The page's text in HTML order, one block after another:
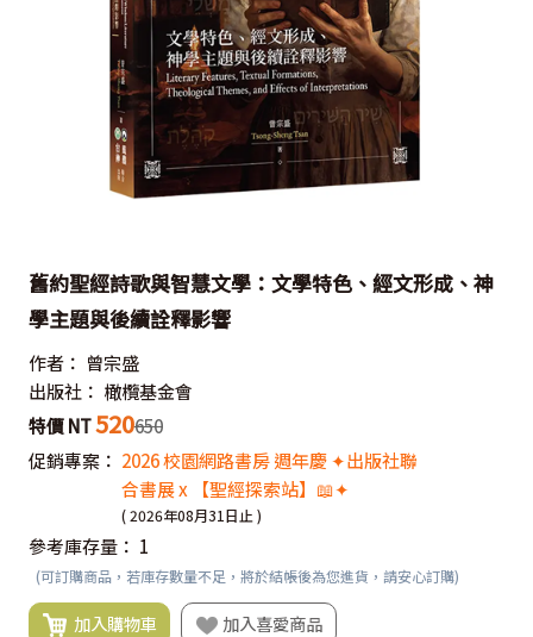
舊約聖經詩歌與智慧文學：文學特色、經文形成、神
學主題與後續詮釋影響
作者： 曾宗盛
出版社： 橄欖基金會
特價 NT520650
促銷專案： 2026 校園網路書房 週年慶 ✦出版社聯
合書展 x 【聖經探索站】📖✦
( 2026年08月31日止 )
參考庫存量： 1
(可訂購商品，若庫存數量不足，將於結帳後為您進貨，請安心訂購)
加入購物車 加入喜愛商品